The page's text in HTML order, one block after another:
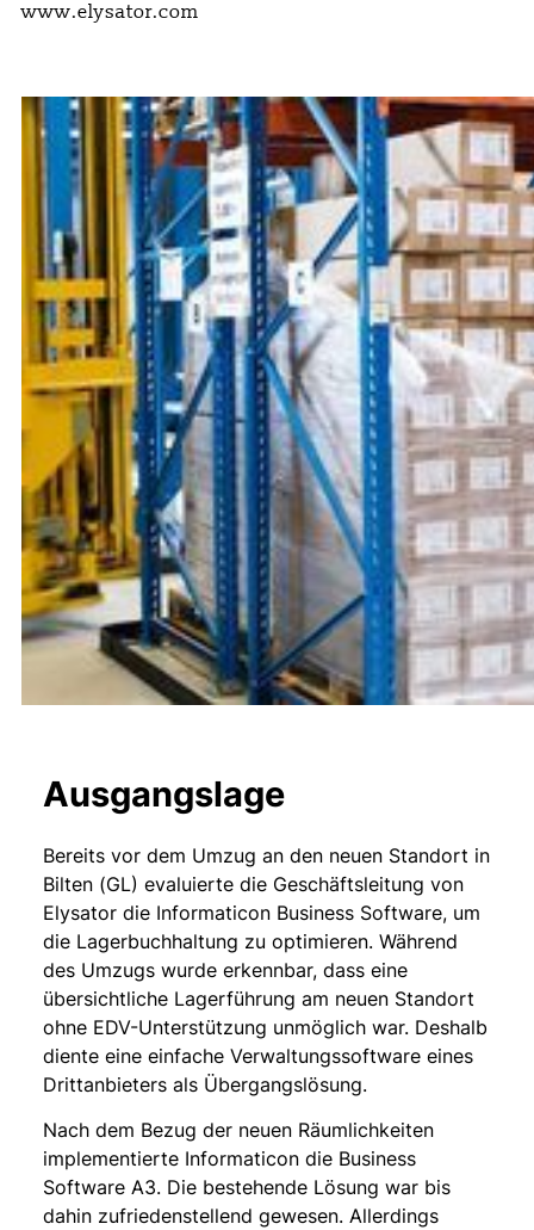
www.elysator.com
Ausgangslage
Bereits vor dem Umzug an den neuen Standort in
Bilten (GL) evaluierte die Geschäftsleitung von
Elysator die Informaticon Business Software, um
die Lagerbuchhaltung zu optimieren. Während
des Umzugs wurde erkennbar, dass eine
übersichtliche Lagerführung am neuen Standort
ohne EDV-Unterstützung unmöglich war. Deshalb
diente eine einfache Verwaltungssoftware eines
Drittanbieters als Übergangslösung.
Nach dem Bezug der neuen Räumlichkeiten
implementierte Informaticon die Business
Software A3. Die bestehende Lösung war bis
dahin zufriedenstellend gewesen. Allerdings